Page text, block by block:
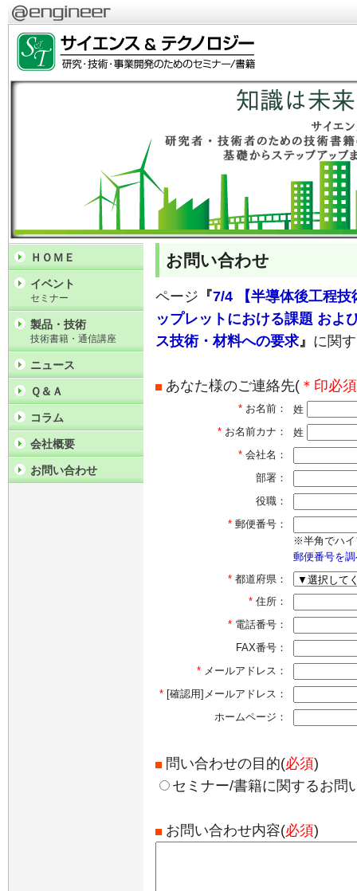
お問い合わせ
ページ 『7/4 【半導体後工程
ップレットにおける課題 およ
ス技術・材料への要求』 に関
あなた様のご連絡先(＊印必須
* お名前：
姓
* お名前カナ：
姓
* 会社名：
部署：
役職：
* 郵便番号：
※半角でハイ
郵便番号を
* 都道府県：
* 住所：
* 電話番号：
FAX番号：
* メールアドレス：
* [確認用]メールアドレス：
ホームページ：
問い合わせの目的(必須)
セミナー/書籍に関するお問
お問い合わせ内容(必須)
ＨＯＭＥ
イベント
セミナー
製品・技術
技術書籍・通信講座
ニュース
Ｑ＆Ａ
コラム
会社概要
お問い合わせ